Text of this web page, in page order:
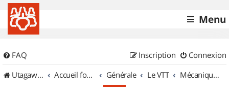
Menu
FAQ Connexion
Inscription
UtagawaVTT (Randos VTT et VTTAE avec traces GPS)
Accueil forum Générale Le VTT Mécanique et Entretiens